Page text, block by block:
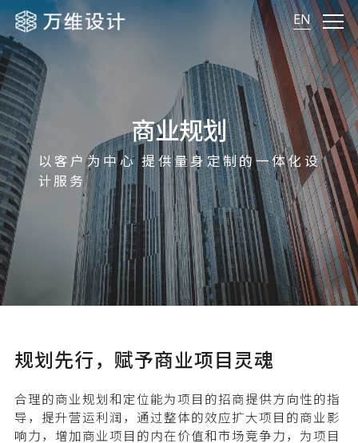
EN
商业规划
以客户为中心 提供量身定制的一体化设
计服务
规划先行，赋予商业项目灵魂
合理的商业规划和定位能为项目的招商提供方向性的指
导，提升营运利润，通过整体的效应扩大项目的商业影
响力，增加商业项目的内在价值和市场竞争力，为项目